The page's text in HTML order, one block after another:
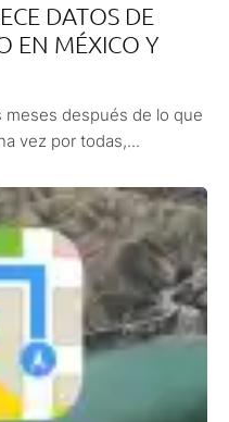
DATOS DE
EN MÉXICO Y
meses después de lo que
vez por todas,...